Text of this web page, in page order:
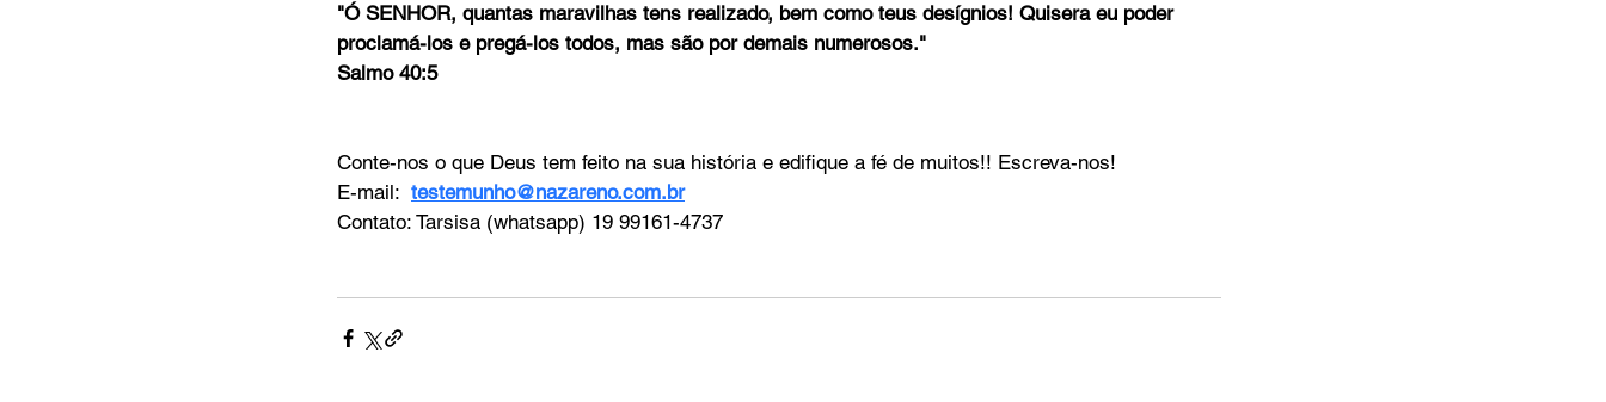
"Ó SENHOR, quantas maravilhas tens realizado, bem como teus desígnios! Quisera eu poder
proclamá-los e pregá-los todos, mas são por demais numerosos."
Salmo 40:5
Conte-nos o que Deus tem feito na sua história e edifique a fé de muitos!! Escreva-nos!
E-mail: testemunho@nazareno.com.br
Contato: Tarsisa (whatsapp) 19 99161-4737